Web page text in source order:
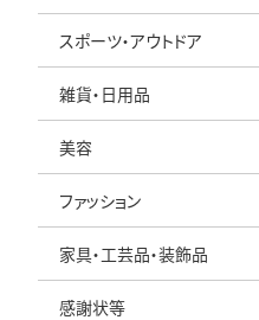
スポーツ・アウトドア
雑貨・日用品
美容
ファッション
家具・工芸品・装飾品
感謝状等